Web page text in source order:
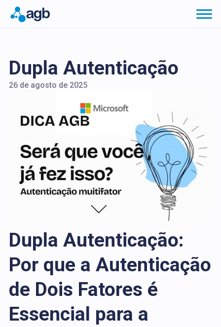
Dupla Autenticação
26 de agosto de 2025
Dupla Autenticação:
Por que a Autenticação
de Dois Fatores é
Essencial para a